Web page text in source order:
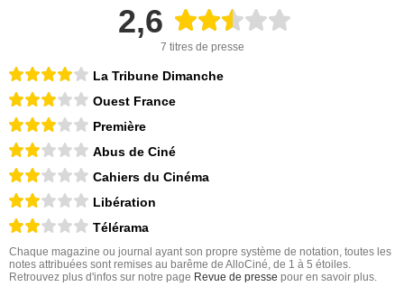
2,6
7 titres de presse
La Tribune Dimanche
Ouest France
Première
Abus de Ciné
Cahiers du Cinéma
Libération
Télérama
Chaque magazine ou journal ayant son propre système de notation, toutes les
notes attribuées sont remises au barême de AlloCiné, de 1 à 5 étoiles.
Retrouvez plus d'infos sur notre page Revue de presse pour en savoir plus.